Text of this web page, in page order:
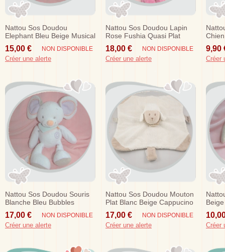
Nattou Sos Doudou
Elephant Bleu Beige Musical
15,00 € NON DISPONIBLE
Créer une alerte
Nattou Sos Doudou Lapin
Rose Fushia Quasi Plat
Noeud
18,00 € NON DISPONIBLE
Créer une alerte
Pouet
9,90
Créer
Nattou Sos Doudou Souris
Blanche Bleu Bubbles
Musical
17,00 € NON DISPONIBLE
Créer une alerte
Nattou Sos Doudou Mouton
Plat Blanc Beige Cappucino
Attache Tetine
17,00 € NON DISPONIBLE
Créer une alerte Créer